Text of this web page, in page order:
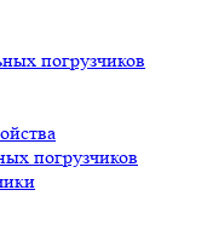
погрузчиков
погрузчиков